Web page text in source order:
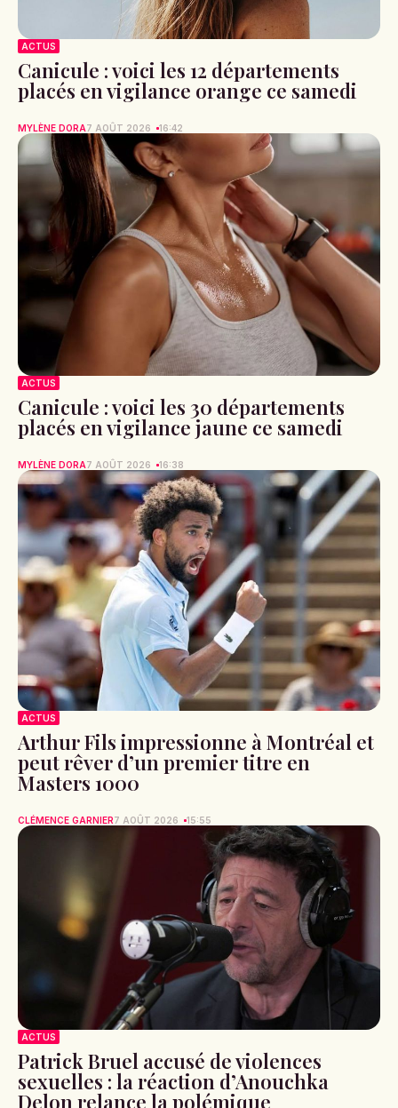
ACTUS
Canicule : voici les 12 départements
placés en vigilance orange ce samedi
MYLÈNE DORA7 AOÛT 2026 16:42
ACTUS
Canicule : voici les 30 départements
placés en vigilance jaune ce samedi
MYLÈNE DORA7 AOÛT 2026 16:38
ACTUS
Arthur Fils impressionne à Montréal et
peut rêver d’un premier titre en
Masters 1000
CLÉMENCE GARNIER7 AOÛT 2026 15:55
ACTUS
Patrick Bruel accusé de violences
sexuelles : la réaction d’Anouchka
Delon relance la polémique